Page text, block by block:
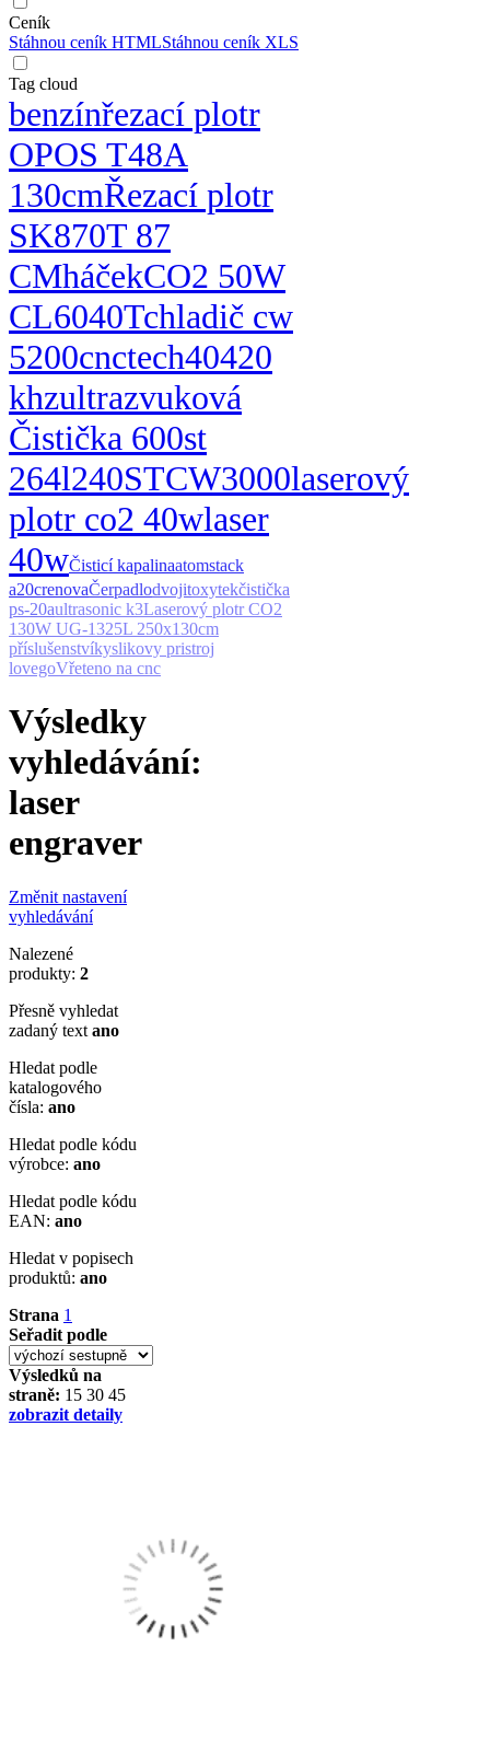
Ceník
Stáhnou ceník HTMLStáhnou ceník XLS
Tag cloud
benzínřezací plotr
OPOS T48A
130cmŘezací plotr
SK870T 87
CMháčekCO2 50W
CL6040Tchladič cw
5200cnctech40420
khzultrazvuková
Čistička 600st
264l240STCW3000laserový
plotr co2 40wlaser
40wČisticí kapalinaatomstack
a20crenovaČerpadlodvojitoxytekčistička
ps-20aultrasonic k3Laserový plotr CO2
130W UG-1325L 250x130cm
příslušenstvíkyslikovy pristroj
lovegoVřeteno na cnc
Výsledky
vyhledávání:
laser
engraver
Změnit nastavení
vyhledávání
Nalezené
produkty: 2
Přesně vyhledat
zadaný text ano
Hledat podle
katalogového
čísla: ano
Hledat podle kódu
výrobce: ano
Hledat podle kódu
EAN: ano
Hledat v popisech
produktů: ano
Strana 1
Seřadit podle
Výsledků na
straně: 15 30 45
zobrazit detaily